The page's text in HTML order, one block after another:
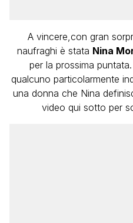
A vincere,con gran
naufraghi è stata Nina
per la prossima
qualcuno particolarmente
una donna che Nina
video qui sotto per